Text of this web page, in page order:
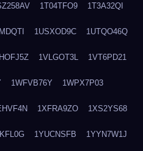
1T04TFO9 1T3A32QI
1USXOD9C 1UTQO46Q
1VLGOT3L 1VT6PD21
1WFVB76Y 1WPX7P03
1XFRA9ZO 1XS2YS68
1YUCNSFB 1YYN7W1J